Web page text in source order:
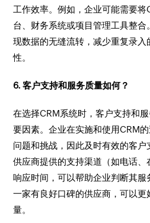
工作效率。例如，企业可能需要
台、财务系统或项目管理工具整
现数据的无缝流转，减少重复录
性。
6. 客户支持和服务质量如何？
在选择CRM系统时，客户支持和
要因素。企业在实施和使用CRM
问题和挑战，因此及时有效的客
供应商提供的支持渠道（如电话、
响应时间，可以帮助企业判断其
一家有良好口碑的供应商，可以
量。